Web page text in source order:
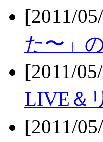
[2011/
た〜」
[2011/
LIVE＆
[2011/